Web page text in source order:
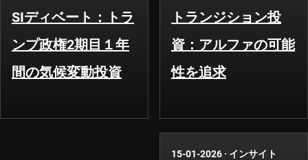
SIディベート：トラ
ンプ政権2期目１年
間の気候変動投資
トランジション投
資：アルファの可能
性を追求
15-01-2026 · インサイト